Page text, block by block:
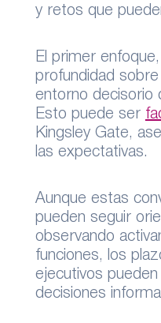
y retos que
El primer
profundidad
entorno decisorio
Esto puede ser
Kingsley Gate,
las expectativas.
Aunque estas
pueden seguir
observando
funciones, los
ejecutivos
decisiones